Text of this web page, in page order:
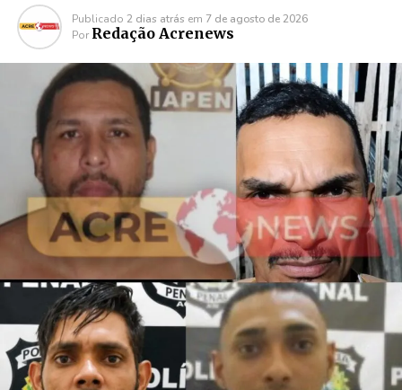
Publicado 2 dias atrás em 7 de agosto de 2026
Por Redação Acrenews